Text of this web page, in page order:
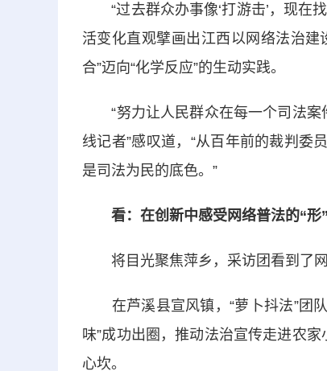
“过去群众办事像‘打游击’，现在
活变化直观擘画出江西以网络法治
合”迈向“化学反应”的生动实践。
“努力让人民群众在每一个司法案
线记者”感叹道，“从百年前的裁判委
是司法为民的底色。”
看：在创新中感受网络普法的“形
将目光聚焦萍乡，采访团看到了网
在芦溪县宣风镇，“萝卜抖法”团队
味”成功出圈，推动法治宣传走进农
心坎。